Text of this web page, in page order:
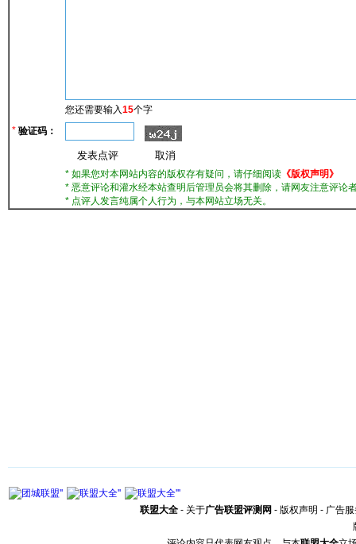
您还需要输入15个字
* 验证码：
* 如果您对本网站内容的版权存有疑问，请仔细阅读 《版权声明》
* 恶意评论和灌水经本站查明后管理员会将其删除，请网友注意评论
* 点评人发言纯属个人行为，与本网站立场无关。
联盟大全 - 关于广告联盟评测网 - 版权声明 - 广告